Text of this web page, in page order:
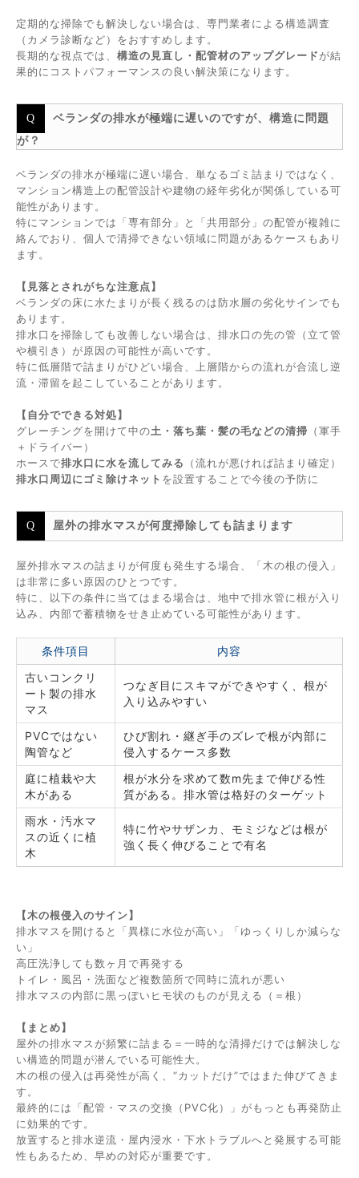
定期的な掃除でも解決しない場合は、専門業者による構造調査
（カメラ診断など）をおすすめします。
長期的な視点では、 構造の見直し・配管材のアップグレードが結
果的にコストパフォーマンスの良い解決策になります。
ベランダの排水が極端に遅いのですが、構造に問題
が？
ベランダの排水が極端に遅い場合、単なるゴミ詰まりではなく、
マンション構造上の配管設計や建物の経年劣化が関係している可
能性があります。
特にマンションでは「専有部分」と「共用部分」の配管が複雑に
絡んでおり、個人で清掃できない領域に問題があるケースもあり
ます。
【見落とされがちな注意点】
ベランダの床に水たまりが長く残るのは防水層の劣化サインでも
あります。
排水口を掃除しても改善しない場合は、排水口の先の管（立て管
や横引き）が原因の可能性が高いです。
特に低層階で詰まりがひどい場合、上層階からの流れが合流し逆
流・滞留を起こしていることがあります。
【自分でできる対処】
グレーチングを開けて中の土・落ち葉・髪の毛などの清掃 （軍手
＋ドライバー）
ホースで排水口に水を流してみる
（流れが悪ければ詰まり確定）
排水口周辺にゴミ除けネット を設置することで今後の予防に
屋外の排水マスが何度掃除しても詰まります
屋外排水マスの詰まりが何度も発生する場合、「木の根の侵入」
は非常に多い原因のひとつです。
特に、以下の条件に当てはまる場合は、地中で排水管に根が入り
込み、内部で蓄積物をせき止めている可能性があります。
条件項目
内容
古いコンクリ
ート製の排水
マス
つなぎ目にスキマができやすく、根が
入り込みやすい
PVCではない
陶管など
ひび割れ・継ぎ手のズレで根が内部に
侵入するケース多数
庭に植栽や大
木がある
根が水分を求めて数m先まで伸びる性
質がある。排水管は格好のターゲット
雨水・汚水マ
スの近くに植
木
特に竹やサザンカ、モミジなどは根が
強く長く伸びることで有名
【木の根侵入のサイン】
排水マスを開けると「異様に水位が高い」「ゆっくりしか減らな
い」
高圧洗浄しても数ヶ月で再発する
トイレ・風呂・洗面など複数箇所で同時に流れが悪い
排水マスの内部に黒っぽいヒモ状のものが見える（＝根）
【まとめ】
屋外の排水マスが頻繁に詰まる＝一時的な清掃だけでは解決しな
い構造的問題が潜んでいる可能性大。
木の根の侵入は再発性が高く、“カットだけ”ではまた伸びてきま
す。
最終的には「配管・マスの交換（PVC化）」がもっとも再発防止
に効果的です。
放置すると排水逆流・屋内浸水・下水トラブルへと発展する可能
性もあるため、早めの対応が重要です。